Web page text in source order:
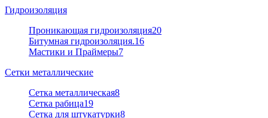
Гидроизоляция
Проникающая гидроизоляция20
Битумная гидроизоляция.16
Мастики и Праймеры7
Сетки металлические
Сетка металлическая8
Сетка рабица19
Сетка для штукатурки8